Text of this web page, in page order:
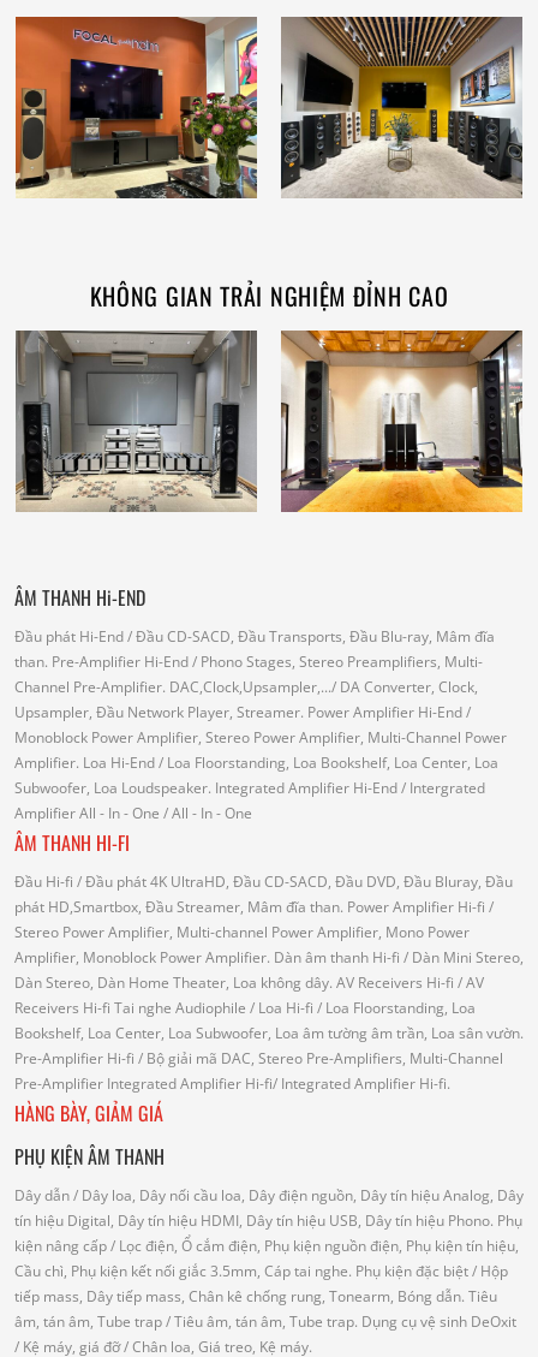
KHÔNG GIAN TRẢI NGHIỆM ĐỈNH CAO
ÂM THANH Hi-END
Đầu phát Hi-End/ Đầu CD-SACD, Đầu Transports, Đầu Blu-ray, Mâm đĩa
than. Pre-Amplifier Hi-End/ Phono Stages, Stereo Preamplifiers, Multi-
Channel Pre-Amplifier. DAC,Clock,Upsampler,.../ DA Converter, Clock,
Upsampler, Đầu Network Player, Streamer. Power Amplifier Hi-End/
Monoblock Power Amplifier, Stereo Power Amplifier, Multi-Channel Power
Amplifier. Loa Hi-End/ Loa Floorstanding, Loa Bookshelf, Loa Center, Loa
Subwoofer, Loa Loudspeaker. Integrated Amplifier Hi-End/ Intergrated
AmplifierAll - In - One / All - In - One
ÂM THANH HI-FI
Đầu Hi-fi / Đầu phát 4K UltraHD, Đầu CD-SACD, Đầu DVD, Đầu Bluray, Đầu
phát HD,Smartbox, Đầu Streamer, Mâm đĩa than. Power Amplifier Hi-fi /
Stereo Power Amplifier, Multi-channel Power Amplifier, Mono Power
Amplifier, Monoblock Power Amplifier. Dàn âm thanh Hi-fi / Dàn Mini Stereo,
Dàn Stereo, Dàn Home Theater, Loa không dây. AV Receivers Hi-fi / AV
Receivers Hi-fi Tai nghe Audiophile / Loa Hi-fi / Loa Floorstanding, Loa
Bookshelf, Loa Center, Loa Subwoofer, Loa âm tường âm trần, Loa sân vườn.
Pre-Amplifier Hi-fi / Bộ giải mã DAC, Stereo Pre-Amplifiers, Multi-Channel
Pre-Amplifier Integrated Amplifier Hi-fi/ Integrated Amplifier Hi-fi.
HÀNG BÀY, GIẢM GIÁ
PHỤ KIỆN ÂM THANH
Dây dẫn/ Dây loa, Dây nối cầu loa, Dây điện nguồn, Dây tín hiệu Analog, Dây
tín hiệu Digital, Dây tín hiệu HDMI, Dây tín hiệu USB, Dây tín hiệu Phono. Phụ
kiện nâng cấp/ Lọc điện, Ổ cắm điện, Phụ kiện nguồn điện, Phụ kiện tín hiệu,
Cầu chì, Phụ kiện kết nối giắc 3.5mm, Cáp tai nghe. Phụ kiện đặc biệt/ Hộp
tiếp mass, Dây tiếp mass, Chân kê chống rung, Tonearm, Bóng dẫn. Tiêu
âm, tán âm, Tube trap/ Tiêu âm, tán âm, Tube trap. Dụng cụ vệ sinh DeOxit
/ Kệ máy, giá đỡ/ Chân loa, Giá treo, Kệ máy.